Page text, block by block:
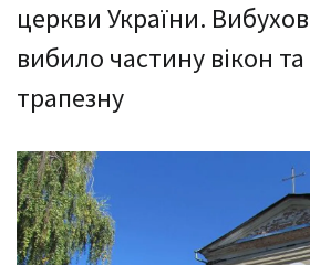
церкви України.
вибило частину вікон
трапезну